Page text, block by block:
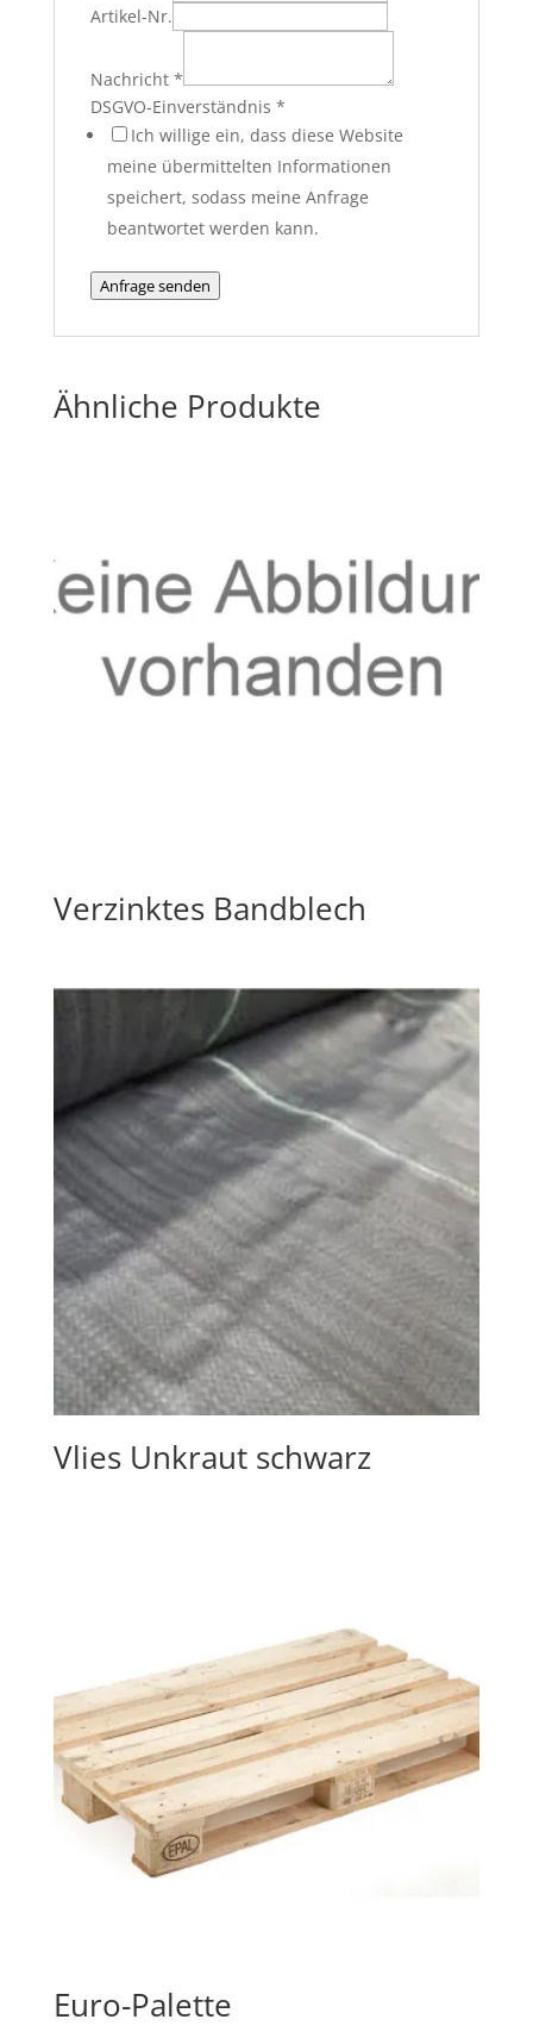
Artikel-Nr.
Nachricht *
DSGVO-Einverständnis *
Ich willige ein, dass diese Website
meine übermittelten Informationen
speichert, sodass meine Anfrage
beantwortet werden kann.
Anfrage senden
Ähnliche Produkte
Verzinktes Bandblech
Vlies Unkraut schwarz
Euro-Palette